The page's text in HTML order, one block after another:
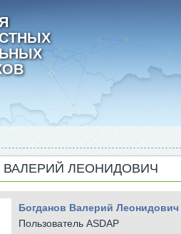
ВАЛЕРИЙ ЛЕОНИДОВИЧ
Богданов Валерий Леонидович
Пользователь ASDAP